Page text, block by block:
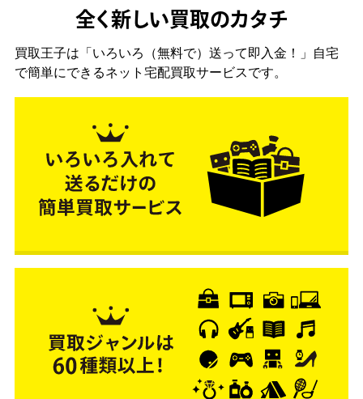
全く新しい買取のカタチ
買取王子は「いろいろ（無料で）送って即入金！」自宅
で簡単にできるネット宅配買取サービスです。